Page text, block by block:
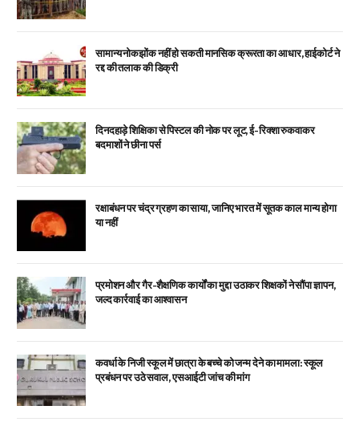
सामान्य नोकझोंक नहीं हो सकती मानसिक क्रूरता का आधार, हाईकोर्ट ने
रद्द की तलाक की डिक्री
दिनदहाड़े शिक्षिका से पिस्टल की नोक पर लूट, ई-रिक्शा रुकवाकर
बदमाशों ने छीना पर्स
रक्षाबंधन पर चंद्र ग्रहण का साया, जानिए भारत में सूतक काल मान्य होगा
या नहीं
प्रमोशन और गैर-शैक्षणिक कार्यों का मुद्दा उठाकर शिक्षकों ने सौंपा ज्ञापन,
जल्द कार्रवाई का आश्वासन
कवर्धा के निजी स्कूल में छात्रा के बच्चे को जन्म देने का मामला: स्कूल
प्रबंधन पर उठे सवाल, एसआईटी जांच की मांग